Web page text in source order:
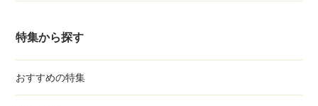
特集から探す
おすすめの特集